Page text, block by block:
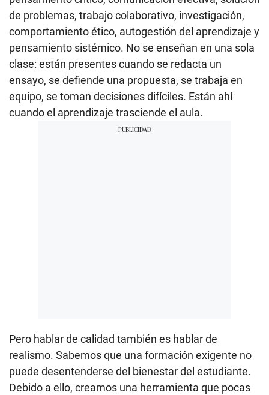
de problemas, trabajo colaborativo, investigación,
comportamiento ético, autogestión del aprendizaje y
pensamiento sistémico. No se enseñan en una sola
clase: están presentes cuando se redacta un
ensayo, se defiende una propuesta, se trabaja en
equipo, se toman decisiones difíciles. Están ahí
cuando el aprendizaje trasciende el aula.
Pero hablar de calidad también es hablar de
realismo. Sabemos que una formación exigente no
puede desentenderse del bienestar del estudiante.
Debido a ello, creamos una herramienta que pocas